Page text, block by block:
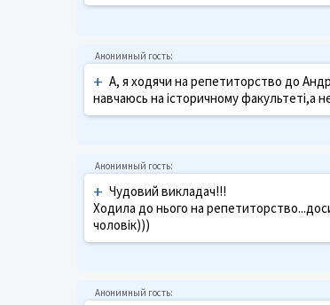
+ А, я ходячи на репетиторство до
навчаюсь на історичному факультеті,а
+ Чудовий викладач!!!
Ходила до нього на
чоловік)))